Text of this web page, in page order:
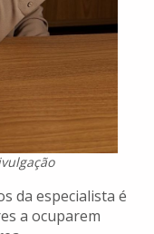
da especialista é
a ocuparem